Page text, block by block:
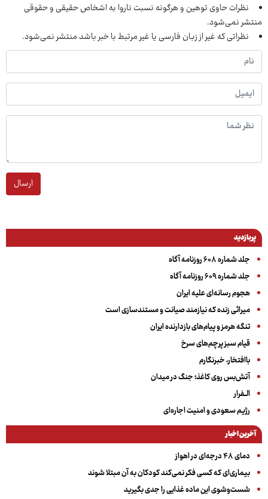
نظرات حاوی توهین و هرگونه نسبت ناروا به اشخاص حقیقی و حقوقی
منتشر نمی‌شود.
نظراتی که غیر از زبان فارسی یا غیر مرتبط با خبر باشد منتشر نمی‌شود.
ارسال
پربازدید
جلد شماره ۶۰۸ روزنامه آگاه
جلد شماره ۶۰۹ روزنامه آگاه
هجوم رسانه‌ای علیه ایران
میراثی زنده که نیازمند صیانت و مستندسازی است
تنگه هرمز و پیام‌های بازدارنده ایران
قیام سبز پرچم‌های سرخ
باافتخار، خبرنگارم
آتش‌بس روی کاغذ؛ جنگ در میدان
الــفرار
رژیم سعودی و امنیت اجاره‌ای
آخرین اخبار
دمای ۴۸ درجه‌ای در اهواز
بیماری‌ای که کسی فکر نمی‌کند کودکان به آن مبتلا شوند
شست‌وشوی این ماده غذایی را جدی بگیرید